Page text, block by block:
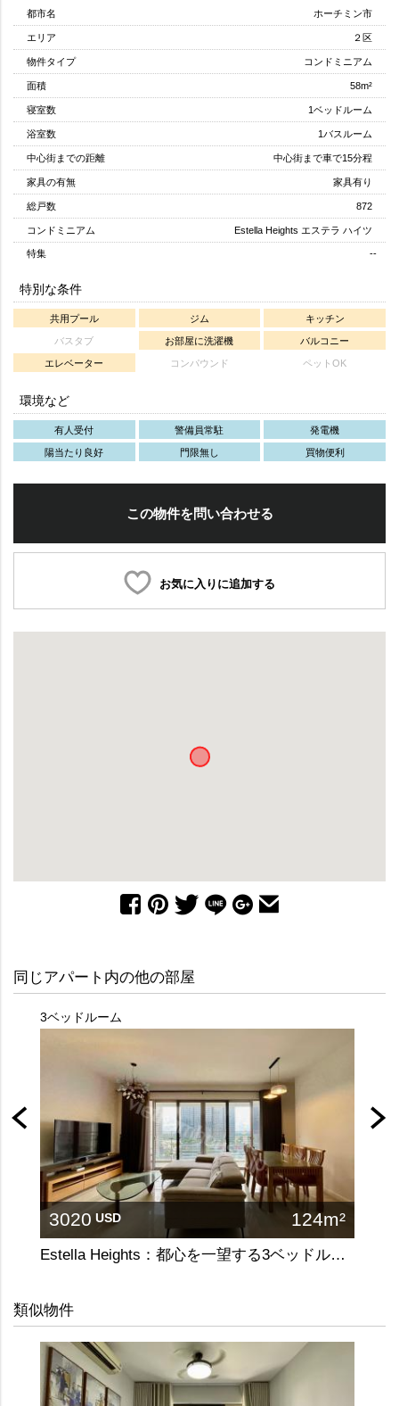
都市名 ホーチミン市
エリア ２区
物件タイプ コンドミニアム
面積 58m²
寝室数 1ベッドルーム
浴室数 1バスルーム
中心街までの距離 中心街まで車で15分程
家具の有無 家具有り
総戸数 872
コンドミニアム Estella Heights エステラ ハイツ
特集 --
特別な条件
共用プール ジム キッチン
バスタブ お部屋に洗濯機 バルコニー
エレベーター コンパウンド ペットOK
環境など
有人受付 警備員常駐 発電機
陽当たり良好 門限無し 買物便利
この物件を問い合わせる
お気に入りに追加する
同じアパート内の他の部屋
3ベッドルーム
3020 USD 124m²
Estella Heights：都心を一望する3ベッドルームの洗練された住まい
類似物件